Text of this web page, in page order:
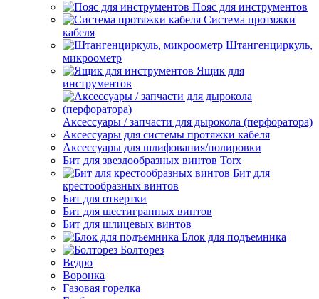
Пояс для инструментов
Система протяжки
кабеля
Штангенциркуль,
микроометр
Ящик для
инструментов
Аксессуары / запчасти для дырокола (перфоратора)
Аксессуары для системы протяжки кабеля
Аксессуары для шлифования/полировки
Бит для звездообразных винтов Torx
Бит для
крестообразных винтов
Бит для отвертки
Бит для шестигранных винтов
Бит для шлицевых винтов
Блок для подъемника
Болторез
Ведро
Воронка
Газовая горелка